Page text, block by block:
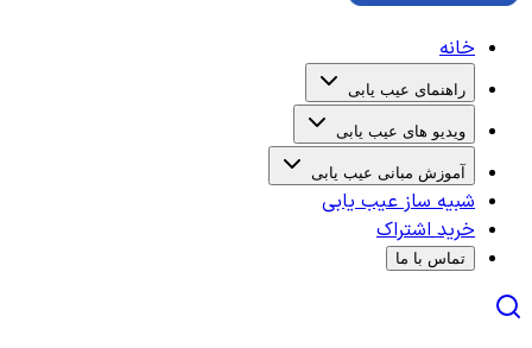
خانه
راهنمای عیب یابی
ویدیو های عیب یابی
آموزش مبانی عیب یابی
شبیه ساز عیب یابی
خرید اشتراک
تماس با ما